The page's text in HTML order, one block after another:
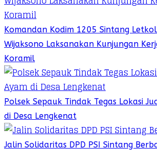
Komandan Kodim 1205 Sintang
Wijaksono Laksanakan Kunjungan
Koramil
Polsek Sepauk Tindak Tegas Lokasi
di Desa Lengkenat
Jalin Solidaritas DPD PSI Sintang